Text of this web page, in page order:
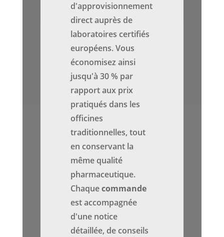
d'approvisionnement
direct auprès de
laboratoires certifiés
européens. Vous
économisez ainsi
jusqu'à 30 % par
rapport aux prix
pratiqués dans les
officines
traditionnelles, tout
en conservant la
même qualité
pharmaceutique.
Chaquecommande
est accompagnée
d'une notice
détaillée, de conseils